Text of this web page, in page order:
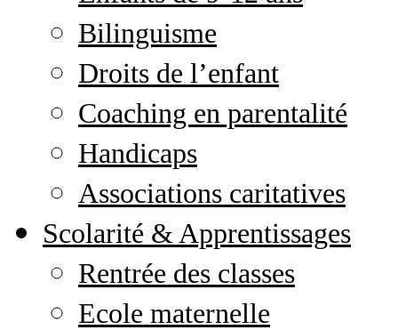
Bilinguisme
Droits de l’enfant
Coaching en parentalité
Handicaps
Associations caritatives
Scolarité & Apprentissages
Rentrée des classes
Ecole maternelle